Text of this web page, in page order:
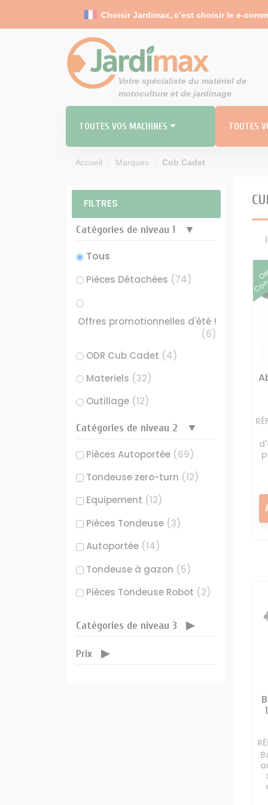
Choisir Jardimax, c’est choisir le e-
Votre spécialiste du matériel de
motoculture et de jardinage
TOUTES VOS MACHINES ⏷ TOUTES
Filtre
Accueil Marques Cub Cadet
FILTRES
Catégories de niveau 1
Tous
Pièces Détachées (74)
Offres promotionnelles d'été !
(6)
ODR Cub Cadet (4)
Materiels (32)
Outillage (12)
Courroies(3)
Offres Jardimax
(6)
supplémentaire sur Cub
Catégories de niveau 2
Pièces Autoportée (69)
Tondeuse zero-turn (12)
Equipement (12)
Pièces Tondeuse (3)
Autoportée (14)
Tondeuse à gazon (5)
Pièces Tondeuse Robot (2)
Catégories de niveau 3
Prix